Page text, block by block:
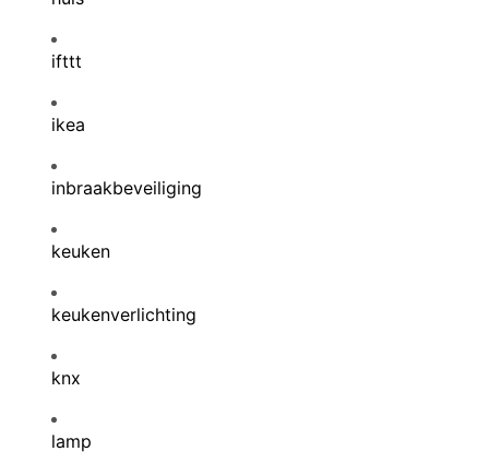
ifttt
ikea
inbraakbeveiliging
keuken
keukenverlichting
knx
lamp